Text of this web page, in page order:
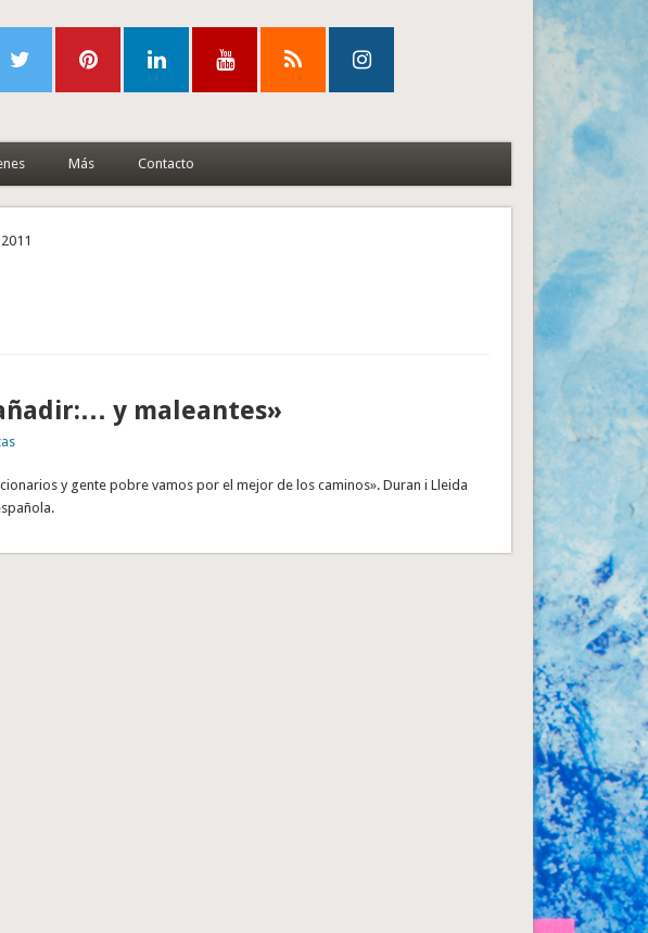
Más Contacto
y maleantes»
y gente pobre vamos por el mejor de los caminos». Duran i Lleida